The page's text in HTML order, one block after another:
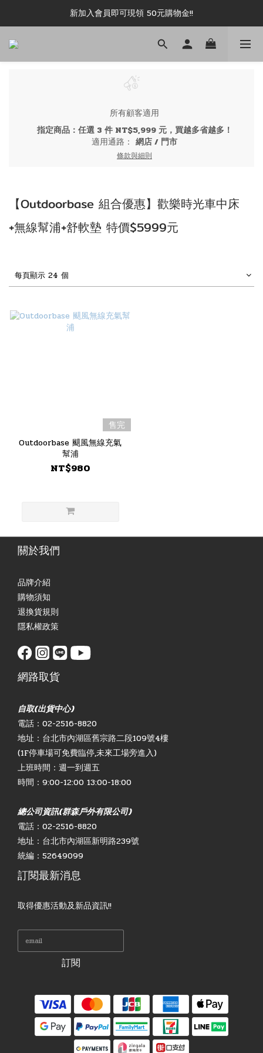
新加入會員即可現領 50元購物金!!
新加入會員即可現領 50元購物金!!
推薦好友露坑無上限領購物金!!
所有顧客適用
指定商品：任選 3 件 NT$5,999 元，買越多省越多！
適用通路： 網店/ 門市
條款與細則
【Outdoorbase 組合優惠】歡樂時光車中床
+無線幫浦+舒軟墊 特價$5999元
每頁顯示 24 個
售完
Outdoorbase 颶風無線充氣
幫浦
NT$980
關於我們
品牌介紹
購物須知
退換貨規則
隱私權政策
網路取貨
自取(出貨中心)
電話：02-2516-8820
地址：台北市內湖區舊宗路二段109號4樓
(1F停車場可免費臨停,未來工場旁進入)
上班時間：週一到週五
時間：9:00-12:00 13:00-18:00
總公司資訊(群森戶外有限公司)
電話：02-2516-8820
地址：台北市內湖區新明路239號
統編：52649099
訂閱最新消息
取得優惠活動及新品資訊!!
訂閱